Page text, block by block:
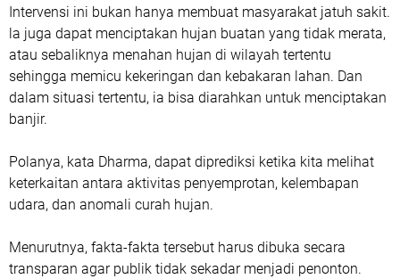
Intervensi ini bukan hanya membuat masyarakat jatuh sakit.
la juga dapat menciptakan hujan buatan yang tidak merata,
atau sebaliknya menahan hujan di wilayah tertentu
sehingga memicu kekeringan dan kebakaran lahan. Dan
dalam situasi tertentu, ia bisa diarahkan untuk menciptakan
banjir.
Polanya, kata Dharma, dapat diprediksi ketika kita melihat
keterkaitan antara aktivitas penyemprotan, kelembapan
udara, dan anomali curah hujan.
Menurutnya, fakta-fakta tersebut harus dibuka secara
transparan agar publik tidak sekadar menjadi penonton.